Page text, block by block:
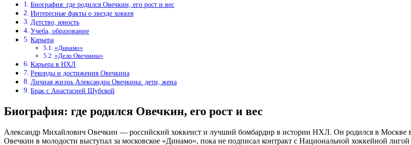
Биография: где родился Овечкин, его рост и вес
Интересные факты о звезде хоккея
Детство, юность
Учеба, образование
Карьера
«Динамо»
«Дело Овечкина»
Карьера в НХЛ
Рекорды и достижения Овечкина
Личная жизнь Александра Овечкина: дети, жена
Брак с Анастасией Шубской
Биография: где родился Овечкин, его рост и вес
Александр Михайлович Овечкин — российский хоккеист и лучший бомбардир в истории НХЛ. Он родился в Москве в
Овечкин в молодости выступал за московское «Динамо», пока не подписал контракт с Национальной хоккейной